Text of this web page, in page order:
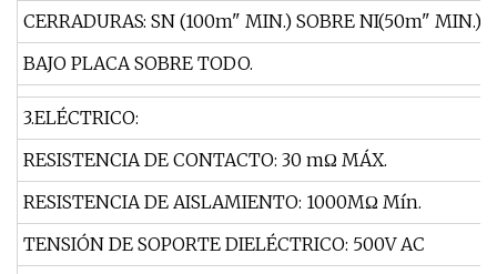
CERRADURAS: SN (100m" MIN.) SOBRE NI(50m" MIN.)
BAJO PLACA SOBRE TODO.
3.ELÉCTRICO:
RESISTENCIA DE CONTACTO: 30 mΩ MÁX.
RESISTENCIA DE AISLAMIENTO: 1000MΩ Mín.
TENSIÓN DE SOPORTE DIELÉCTRICO: 500V AC